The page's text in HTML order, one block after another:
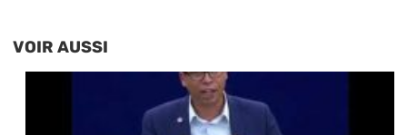
VOIR AUSSI